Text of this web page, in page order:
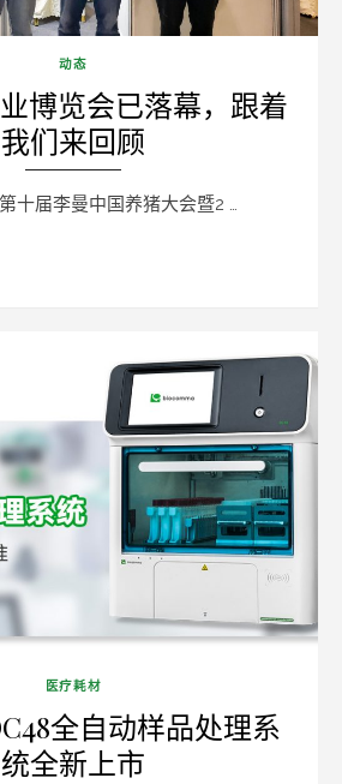
动态
博览会已落幕，跟着
我们来回顾
十届李曼中国养猪大会暨2 …
医疗耗材
全自动样品处理系
统全新上市